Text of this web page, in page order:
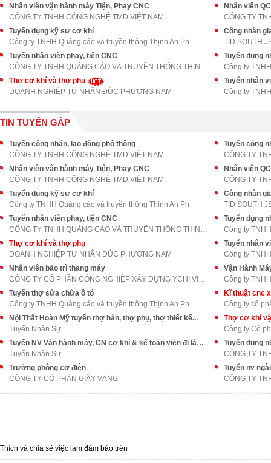
Nhân viên vận hành máy Tiện, Phay CNC
CÔNG TY TNHH CÔNG NGHỆ TMD VIỆT NAM
Nhân viên
CÔNG TY
Tuyển dụng kỹ sư cơ khí
Công ty TNHH Quảng cáo và truyền thông Thịnh An Ph
Công nhân
TID SOUTH
Tuyển nhân viên phay, tiện CNC
CÔNG TY TNHH QUẢNG CÁO VÀ TRUYỀN THÔNG THỊNH AN PH
Tuyển dụng
Công ty
Thợ cơ khí và thợ phụ
DOANH NGHIỆP TƯ NHÂN ĐÚC PHƯƠNG NAM
Tuyển nhân
Công ty
TIN TUYỂN GẤP
Tuyển công nhân, lao động phổ thông
CÔNG TY TNHH CÔNG NGHỆ TMD VIỆT NAM
Tuyển công
CÔNG TY
Nhân viên vận hành máy Tiện, Phay CNC
CÔNG TY TNHH CÔNG NGHỆ TMD VIỆT NAM
Nhân viên
CÔNG TY
Tuyển dụng kỹ sư cơ khí
Công ty TNHH Quảng cáo và truyền thông Thịnh An Ph
Công nhân
TID SOUTH
Tuyển nhân viên phay, tiện CNC
CÔNG TY TNHH QUẢNG CÁO VÀ TRUYỀN THÔNG THỊNH AN PH
Tuyển dụng
Công ty
Thợ cơ khí và thợ phụ
DOANH NGHIỆP TƯ NHÂN ĐÚC PHƯƠNG NAM
Tuyển nhân
Công ty
Nhân viên bảo trì thang máy
CÔNG TY CỔ PHẦN CÔNG NGHIỆP XÂY DỰNG YCHI VIỆT NAM
Vận Hành
Tuyển thợ sửa chữa ô tô
Công ty TNHH Quảng cáo và truyền thông Thịnh An Ph
Kĩ thuật cnc
Công ty cổ
Nội Thất Hoàn Mỹ tuyển thợ hàn, thợ phụ, thợ thiết kế...
Tuyển Nhân Sự
Thợ cơ khí
Công ty Cổ
Tuyển NV Vận hành máy, CN cơ khí & kế toán viên đi làm ngay
Tuyển Nhân Sự
Tuyển dụng
Trưởng phòng cơ điện
CÔNG TY CỔ PHẦN GIẤY VÀNG
Tuyển nv
Thích và chia sẽ việc làm đảm bảo trên